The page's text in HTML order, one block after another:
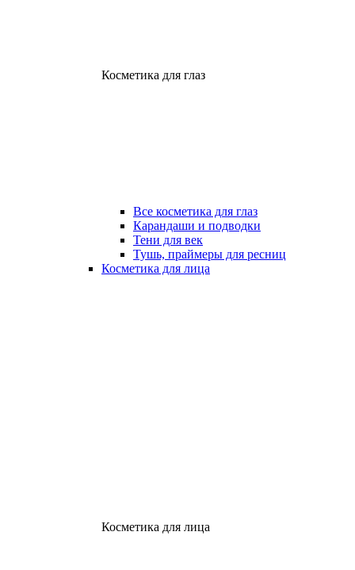
Косметика для глаз
Все косметика для глаз
Карандаши и подводки
Тени для век
Тушь, праймеры для ресниц
Косметика для лица
Косметика для лица